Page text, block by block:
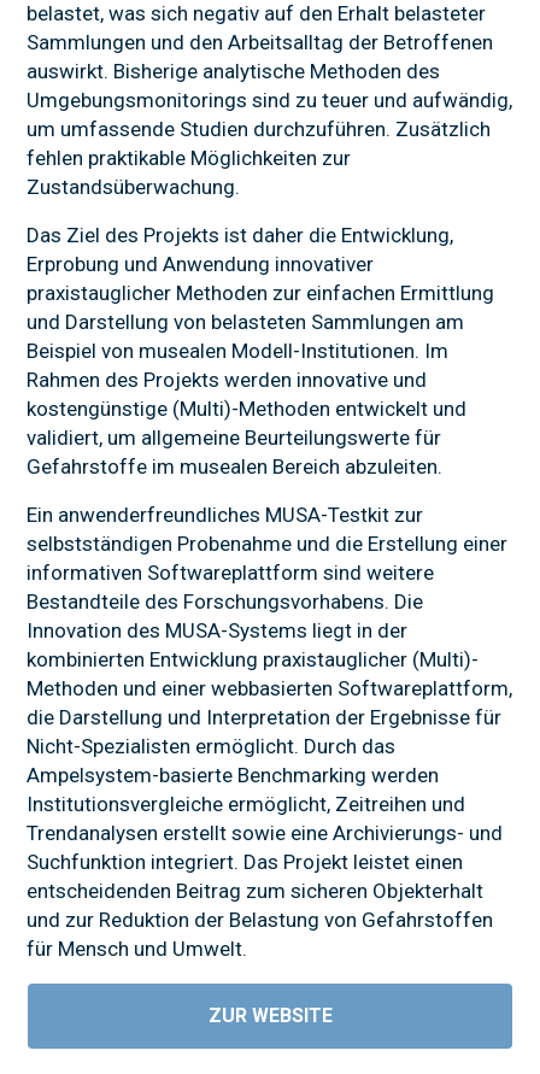
FORSCHUNG
NEWS
belastet, was sich negativ auf den Erhalt belasteter
Sammlungen und den Arbeitsalltag der Betroffenen
auswirkt. Bisherige analytische Methoden des
Umgebungsmonitorings sind zu teuer und aufwändig,
um umfassende Studien durchzuführen. Zusätzlich
fehlen praktikable Möglichkeiten zur
Zustandsüberwachung.
Das Ziel des Projekts ist daher die Entwicklung,
Erprobung und Anwendung innovativer
praxistauglicher Methoden zur einfachen Ermittlung
und Darstellung von belasteten Sammlungen am
Beispiel von musealen Modell-Institutionen. Im
Rahmen des Projekts werden innovative und
kostengünstige (Multi)-Methoden entwickelt und
validiert, um allgemeine Beurteilungswerte für
Gefahrstoffe im musealen Bereich abzuleiten.
Ein anwenderfreundliches MUSA-Testkit zur
selbstständigen Probenahme und die Erstellung einer
informativen Softwareplattform sind weitere
Bestandteile des Forschungsvorhabens. Die
Innovation des MUSA-Systems liegt in der
kombinierten Entwicklung praxistauglicher (Multi)-
Methoden und einer webbasierten Softwareplattform,
die Darstellung und Interpretation der Ergebnisse für
Nicht-Spezialisten ermöglicht. Durch das
Ampelsystem-basierte Benchmarking werden
Institutionsvergleiche ermöglicht, Zeitreihen und
Trendanalysen erstellt sowie eine Archivierungs- und
Suchfunktion integriert. Das Projekt leistet einen
entscheidenden Beitrag zum sicheren Objekterhalt
und zur Reduktion der Belastung von Gefahrstoffen
für Mensch und Umwelt.
ZUR WEBSITE